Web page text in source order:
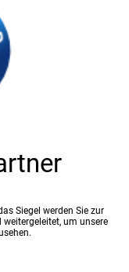
Siegel werden Sie zur
um unsere